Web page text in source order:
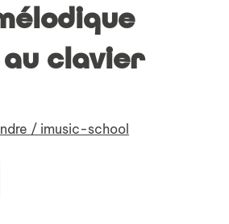
clavier
/ imusic-school